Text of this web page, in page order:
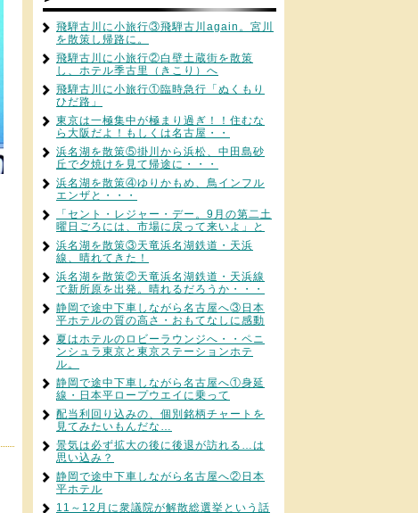
飛騨古川に小旅行③飛騨古川again。宮川
を散策し帰路に。
飛騨古川に小旅行②白壁土蔵街を散策
し、ホテル季古里（きこり）へ
飛騨古川に小旅行①臨時急行「ぬくもり
ひだ路」
東京は一極集中が極まり過ぎ！！住むな
ら大阪だよ！もしくは名古屋・・
浜名湖を散策⑤掛川から浜松、中田島砂
丘で夕焼けを見て帰途に・・・
浜名湖を散策④ゆりかもめ、鳥インフル
エンザと・・・
「セント・レジャー・デー。9月の第二土
曜日ごろには、市場に戻って来いよ」と
浜名湖を散策③天竜浜名湖鉄道・天浜
線、晴れてきた！
浜名湖を散策②天竜浜名湖鉄道・天浜線
で新所原を出発。晴れるだろうか・・・
静岡で途中下車しながら名古屋へ③日本
平ホテルの質の高さ・おもてなしに感動
夏はホテルのロビーラウンジへ・・ペニ
ンシュラ東京と東京ステーションホテ
ル。
静岡で途中下車しながら名古屋へ①身延
線・日本平ロープウエイに乗って
配当利回り込みの、個別銘柄チャートを
見てみたいもんだな…
景気は必ず拡大の後に後退が訪れる…は
思い込み？
静岡で途中下車しながら名古屋へ②日本
平ホテル
11～12月に衆議院が解散総選挙という話